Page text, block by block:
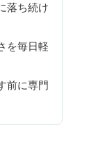
落ち続け
を毎日軽
前に専門